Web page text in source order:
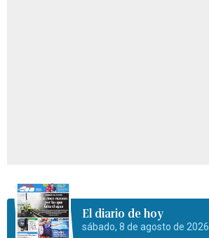
El diario de hoy
sábado, 8 de agosto de 2026